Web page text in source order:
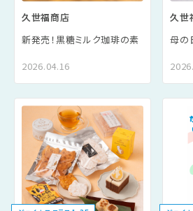
久世福商店
新発売！黒糖ミルク珈琲の素
2026.04.16
久世
母の